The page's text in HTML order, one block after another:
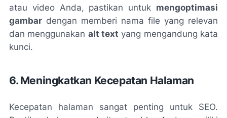
atau video Anda, pastikan untuk mengoptimasi
gambar dengan memberi nama file yang relevan
dan menggunakan alt text yang mengandung kata
kunci.
6. Meningkatkan Kecepatan Halaman
Kecepatan halaman sangat penting untuk SEO.